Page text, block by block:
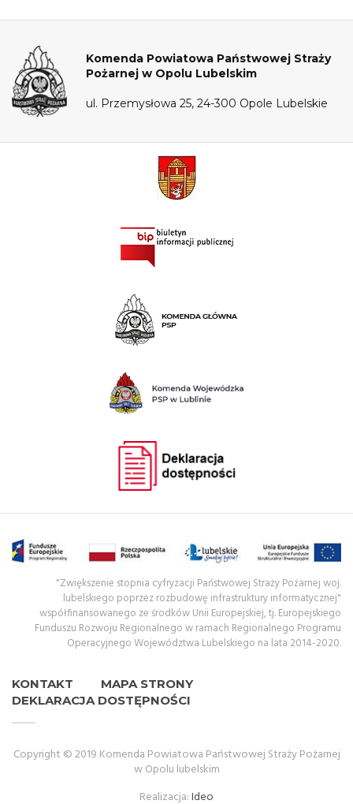
Komenda Powiatowa Państwowej Straży
Pożarnej w Opolu Lubelskim
ul. Przemysłowa 25, 24-300 Opole Lubelskie
KONTAKT
MAPA STRONY
DEKLARACJA DOSTĘPNOŚCI
Copyright © 2019 Komenda Powiatowa Państwowej Straży Pożarnej
w Opolu lubelskim
Realizacja:Ideo
"Zwiększenie stopnia cyfryzacji Państwowej Straży Pożarnej woj.
lubelskiego poprzez rozbudowę infrastruktury informatycznej"
współfinansowanego ze środków Unii Europejskiej, tj. Europejskiego
Funduszu Rozwoju Regionalnego w ramach Regionalnego Programu
Operacyjnego Województwa Lubelskiego na lata 2014-2020.